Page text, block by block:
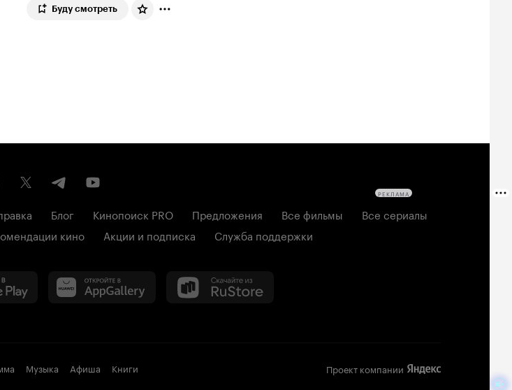
Буду смотреть
Блог Кинопоиск PRO Предложения Все фильмы
Все сериалы
кино Акции и подписка Служба поддержки
Музыка Афиша Книги Проект компании
РЕКЛАМА